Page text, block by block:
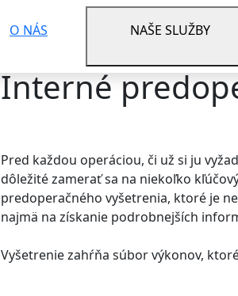
O NÁS NAŠE SLUŽBY
Interné
Pred každou operáciou, či už si ju
dôležité zamerať sa na niekoľko
predoperačného vyšetrenia, ktoré je
najmä na získanie podrobnejších
Vyšetrenie zahŕňa súbor výkonov,